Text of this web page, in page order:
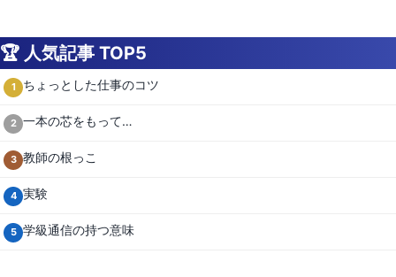
🏆 人気記事 TOP5
1 ちょっとした仕事のコツ
2 一本の芯をもって…
3 教師の根っこ
4 実験
5 学級通信の持つ意味